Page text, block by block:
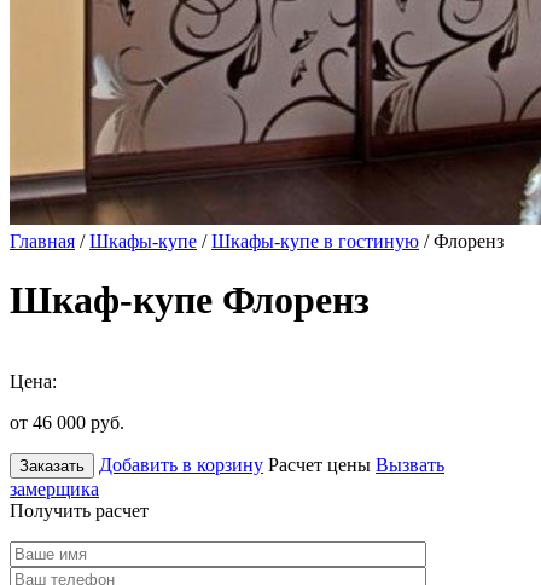
Главная /Шкафы-купе /Шкафы-купе в гостиную / Флоренз
Шкаф-купе Флоренз
Цена:
от 46 000 руб.
Заказать Добавить в корзину Расчет цены Вызвать
замерщика
Получить расчет